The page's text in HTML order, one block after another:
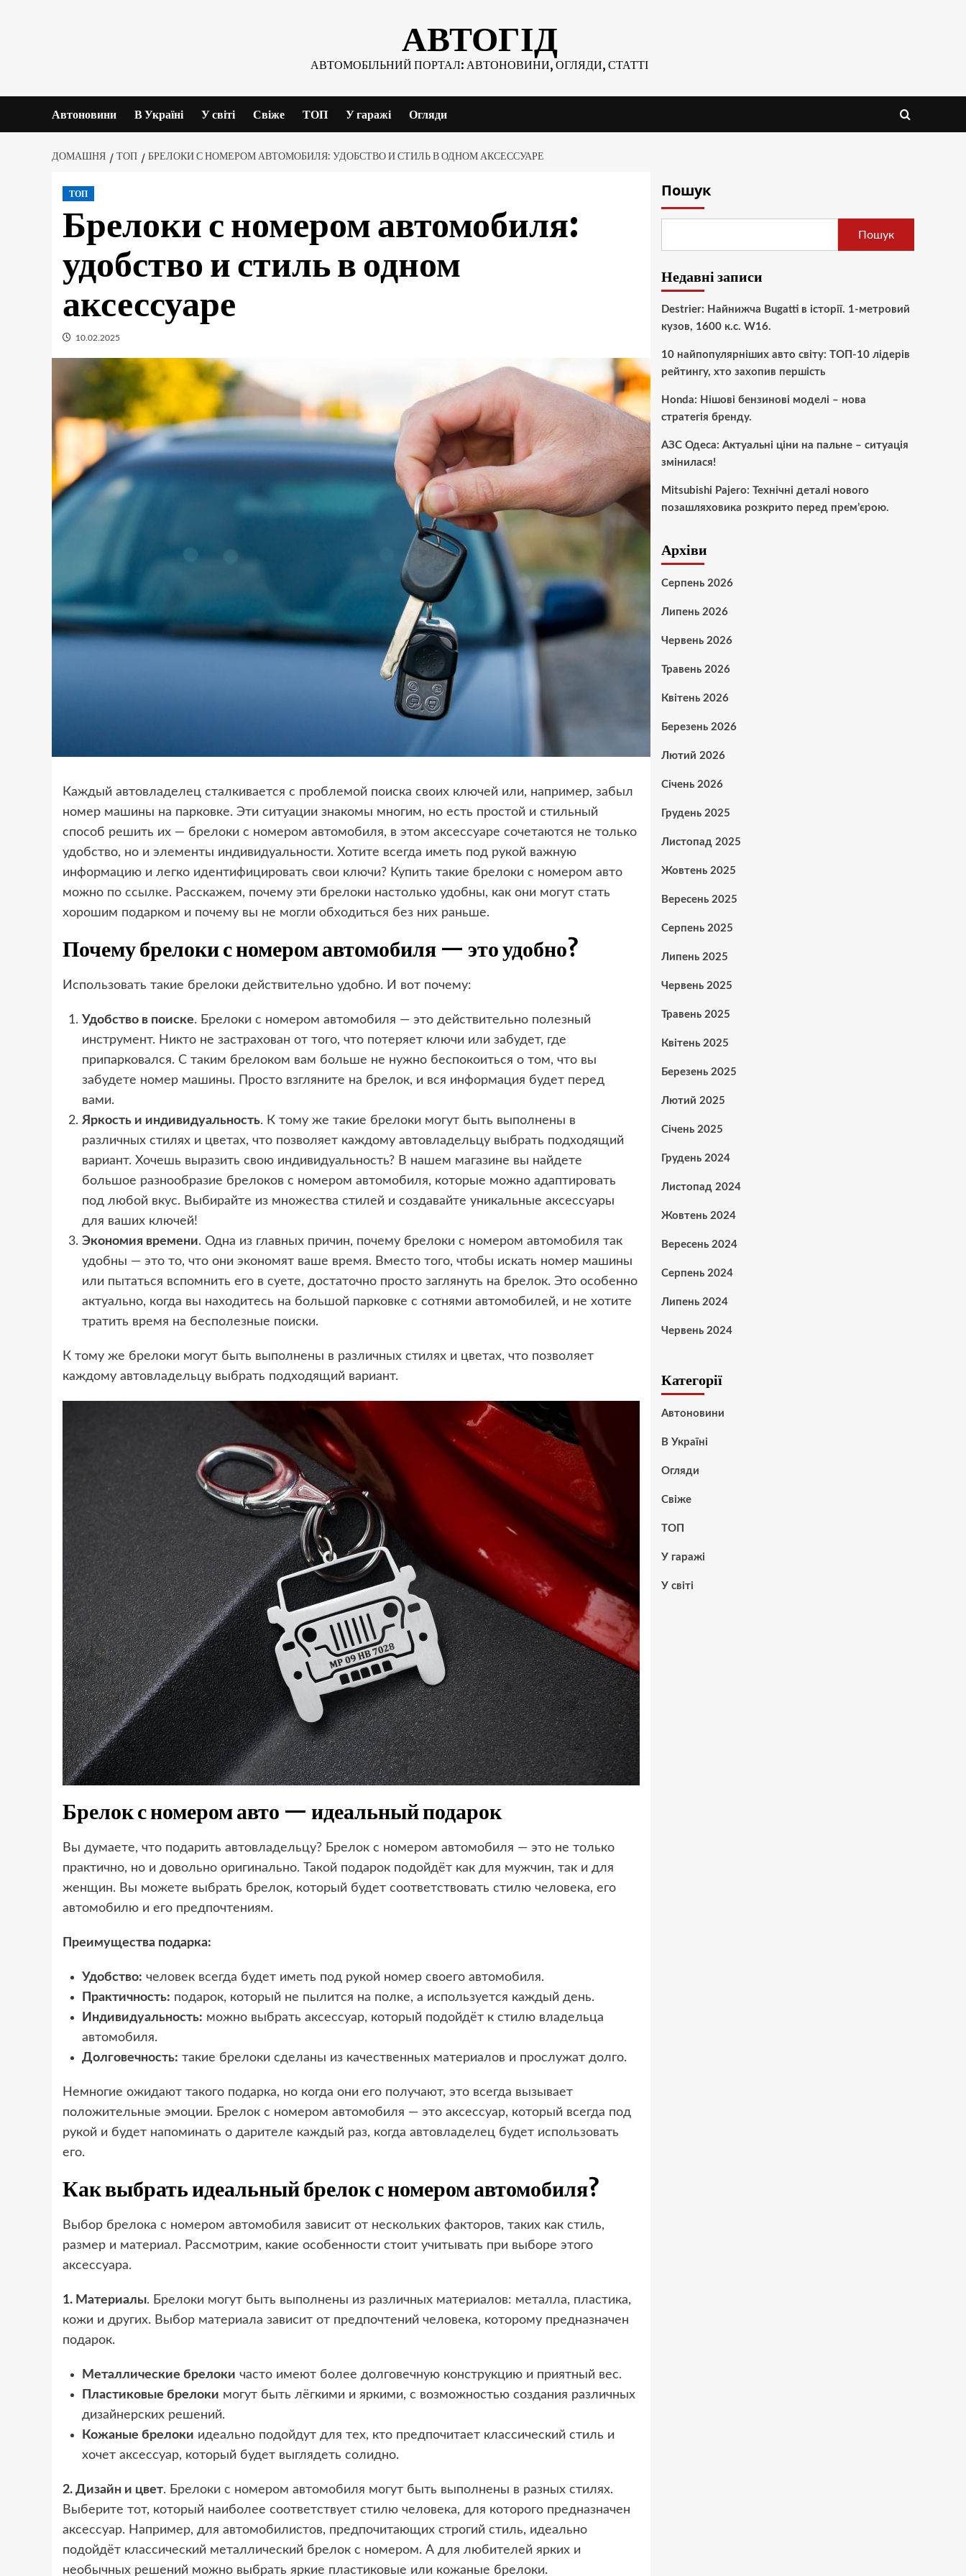
АВТОГІД
АВТОМОБІЛЬНИЙ ПОРТАЛ: АВТОНОВИНИ, ОГЛЯДИ, СТАТТІ
Автоновини В Україні У світі Свіже ТОП У гаражі Огляди
ДОМАШНЯ ТОП БРЕЛОКИ С НОМЕРОМ АВТОМОБИЛЯ: УДОБСТВО И СТИЛЬ В ОДНОМ АКСЕССУАРЕ
ТОП
Брелоки с номером автомобиля:
удобство и стиль в одном
аксессуаре
10.02.2025
Каждый автовладелец сталкивается с проблемой поиска своих ключей или, например, забыл
номер машины на парковке. Эти ситуации знакомы многим, но есть простой и стильный
способ решить их — брелоки с номером автомобиля, в этом аксессуаре сочетаются не только
удобство, но и элементы индивидуальности. Хотите всегда иметь под рукой важную
информацию и легко идентифицировать свои ключи? Купить такие брелоки с номером авто
можно по ссылке. Расскажем, почему эти брелоки настолько удобны, как они могут стать
хорошим подарком и почему вы не могли обходиться без них раньше.
Почему брелоки с номером автомобиля — это удобно?
Использовать такие брелоки действительно удобно. И вот почему:
Удобство в поиске. Брелоки с номером автомобиля — это действительно полезный
инструмент. Никто не застрахован от того, что потеряет ключи или забудет, где
припарковался. С таким брелоком вам больше не нужно беспокоиться о том, что вы
забудете номер машины. Просто взгляните на брелок, и вся информация будет перед
вами.
Яркость и индивидуальность. К тому же такие брелоки могут быть выполнены в
различных стилях и цветах, что позволяет каждому автовладельцу выбрать подходящий
вариант. Хочешь выразить свою индивидуальность? В нашем магазине вы найдете
большое разнообразие брелоков с номером автомобиля, которые можно адаптировать
под любой вкус. Выбирайте из множества стилей и создавайте уникальные аксессуары
для ваших ключей!
Экономия времени. Одна из главных причин, почему брелоки с номером автомобиля так
удобны — это то, что они экономят ваше время. Вместо того, чтобы искать номер машины
или пытаться вспомнить его в суете, достаточно просто заглянуть на брелок. Это особенно
актуально, когда вы находитесь на большой парковке с сотнями автомобилей, и не хотите
тратить время на бесполезные поиски.
К тому же брелоки могут быть выполнены в различных стилях и цветах, что позволяет
каждому автовладельцу выбрать подходящий вариант.
Брелок с номером авто — идеальный подарок
Вы думаете, что подарить автовладельцу? Брелок с номером автомобиля — это не только
практично, но и довольно оригинально. Такой подарок подойдёт как для мужчин, так и для
женщин. Вы можете выбрать брелок, который будет соответствовать стилю человека, его
автомобилю и его предпочтениям.
Преимущества подарка:
Удобство: человек всегда будет иметь под рукой номер своего автомобиля.
Практичность: подарок, который не пылится на полке, а используется каждый день.
Индивидуальность: можно выбрать аксессуар, который подойдёт к стилю владельца
автомобиля.
Долговечность: такие брелоки сделаны из качественных материалов и прослужат долго.
Немногие ожидают такого подарка, но когда они его получают, это всегда вызывает
положительные эмоции. Брелок с номером автомобиля — это аксессуар, который всегда под
рукой и будет напоминать о дарителе каждый раз, когда автовладелец будет использовать
его.
Как выбрать идеальный брелок с номером автомобиля?
Выбор брелока с номером автомобиля зависит от нескольких факторов, таких как стиль,
размер и материал. Рассмотрим, какие особенности стоит учитывать при выборе этого
аксессуара.
1. Материалы. Брелоки могут быть выполнены из различных материалов: металла, пластика,
кожи и других. Выбор материала зависит от предпочтений человека, которому предназначен
подарок.
Металлические брелоки часто имеют более долговечную конструкцию и приятный вес.
Пластиковые брелоки могут быть лёгкими и яркими, с возможностью создания различных
дизайнерских решений.
Кожаные брелоки идеально подойдут для тех, кто предпочитает классический стиль и
хочет аксессуар, который будет выглядеть солидно.
2. Дизайн и цвет. Брелоки с номером автомобиля могут быть выполнены в разных стилях.
Выберите тот, который наиболее соответствует стилю человека, для которого предназначен
аксессуар. Например, для автомобилистов, предпочитающих строгий стиль, идеально
подойдёт классический металлический брелок с номером. А для любителей ярких и
необычных решений можно выбрать яркие пластиковые или кожаные брелоки.
Пошук
Пошук
Недавні записи
Destrier: Найнижча Bugatti в історії. 1-метровий
кузов, 1600 к.с. W16.
10 найпопулярніших авто світу: ТОП-10 лідерів
рейтингу, хто захопив першість
Honda: Нішові бензинові моделі – нова
стратегія бренду.
АЗС Одеса: Актуальні ціни на пальне – ситуація
змінилася!
Mitsubishi Pajero: Технічні деталі нового
позашляховика розкрито перед прем’єрою.
Архіви
Серпень 2026
Липень 2026
Червень 2026
Травень 2026
Квітень 2026
Березень 2026
Лютий 2026
Січень 2026
Грудень 2025
Листопад 2025
Жовтень 2025
Вересень 2025
Серпень 2025
Липень 2025
Червень 2025
Травень 2025
Квітень 2025
Березень 2025
Лютий 2025
Січень 2025
Грудень 2024
Листопад 2024
Жовтень 2024
Вересень 2024
Серпень 2024
Липень 2024
Червень 2024
Категорії
Автоновини
В Україні
Огляди
Свіже
ТОП
У гаражі
У світі